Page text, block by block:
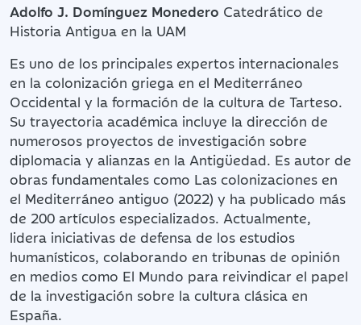
Adolfo J. Domínguez Monedero Catedrático de
Historia Antigua en la UAM
Es uno de los principales expertos internacionales
en la colonización griega en el Mediterráneo
Occidental y la formación de la cultura de Tarteso.
Su trayectoria académica incluye la dirección de
numerosos proyectos de investigación sobre
diplomacia y alianzas en la Antigüedad. Es autor de
obras fundamentales como Las colonizaciones en
el Mediterráneo antiguo (2022) y ha publicado más
de 200 artículos especializados. Actualmente,
lidera iniciativas de defensa de los estudios
humanísticos, colaborando en tribunas de opinión
en medios como El Mundo para reivindicar el papel
de la investigación sobre la cultura clásica en
España.